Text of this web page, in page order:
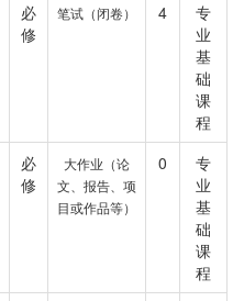
必
修
笔试（闭卷） 4
专
业
基
础
课
程
必
修
大作业（论
文、报告、项
目或作品等）
0
专
业
基
础
课
程